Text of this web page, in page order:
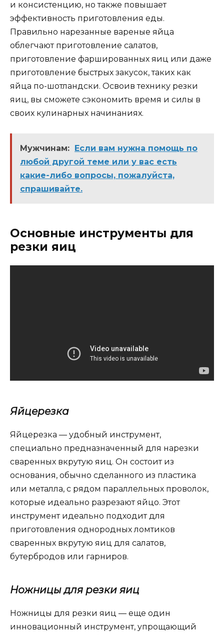
и консистенцию, но также повышает
эффективность приготовления еды.
Правильно нарезанные вареные яйца
облегчают приготовление салатов,
приготовление фаршированных яиц или даже
приготовление быстрых закусок, таких как
яйца по-шотландски. Освоив технику резки
яиц, вы сможете сэкономить время и силы в
своих кулинарных начинаниях.
Мужчинам: Если вам нужна помощь по
любой другой теме или у вас есть
какие-либо вопросы, пожалуйста,
спрашивайте.
Основные инструменты для
резки яиц
Яйцерезка
Яйцерезка — удобный инструмент,
специально предназначенный для нарезки
сваренных вкрутую яиц. Он состоит из
основания, обычно сделанного из пластика
или металла, с рядом параллельных проволок,
которые идеально разрезают яйцо. Этот
инструмент идеально подходит для
приготовления однородных ломтиков
сваренных вкрутую яиц для салатов,
бутербродов или гарниров.
Ножницы для резки яиц
Ножницы для резки яиц — еще один
инновационный инструмент, упрощающий